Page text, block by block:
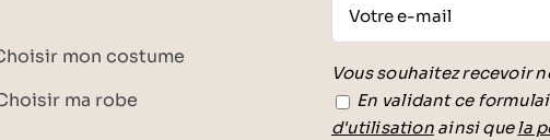
mon costume
ma robe
Vous souhaitez recevoir
En validant ce
d'utilisationainsi quela